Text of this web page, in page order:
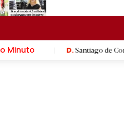
Minuto
| D.Santiago de Compostela